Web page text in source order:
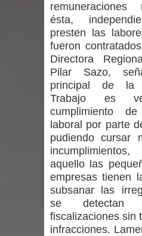
Del anime al
de Chile
por las
Renuncia del
denuncias por
Talca
Diputado Jorge
proyecto de
ésta,
presten las
fueron
Directora
Pilar Sazo,
principal de la
Trabajo es
cumplimiento
laboral por parte
pudiendo cursar
aquello las
empresas tienen
subsanar las
se detectan
fiscalizaciones sin
infracciones.